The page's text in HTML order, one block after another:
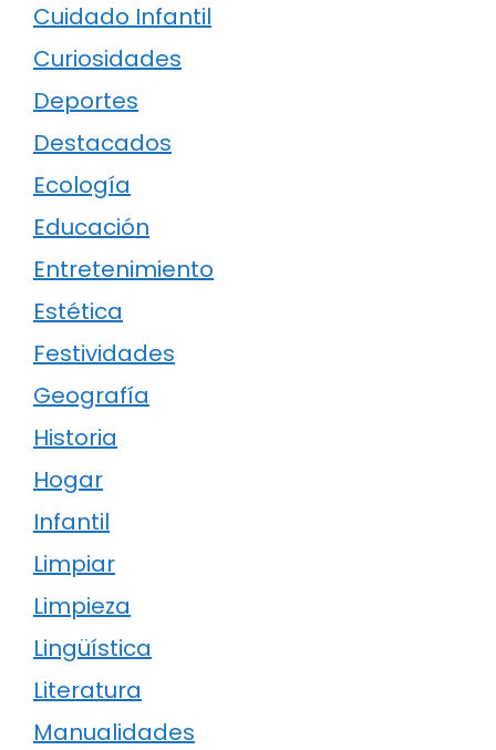
Cuidado Infantil
Curiosidades
Deportes
Destacados
Ecología
Educación
Entretenimiento
Estética
Festividades
Geografía
Historia
Hogar
Infantil
Limpiar
Limpieza
Lingüística
Literatura
Manualidades